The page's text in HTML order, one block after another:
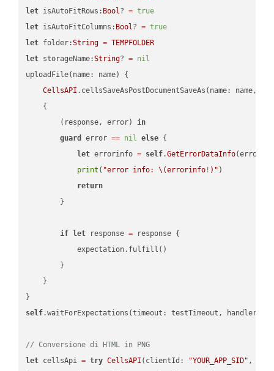
let isAutoFitRows: Bool? = true
let isAutoFitColumns: Bool? = true
let folder:String = TEMPFOLDER
let storageName:String? = nil
uploadFile(name: name) {
CellsAPI .cellsSaveAsPostDocumentSaveAs(name:
    {
        (response, error)
in
guard
error == nil else {
let errorinfo = self.GetErrorDataInfo(error:
print ( "error info: \(errorinfo ! ) " )
return
        }
if let response = response {
            expectation.fulfill()
        }
    }
self.waitForExpectations(timeout: testTimeout, handler:
// Conversione di HTML in PNG
let cellsApi = try CellsAPI (clientId: "YOUR_APP_SID" ,